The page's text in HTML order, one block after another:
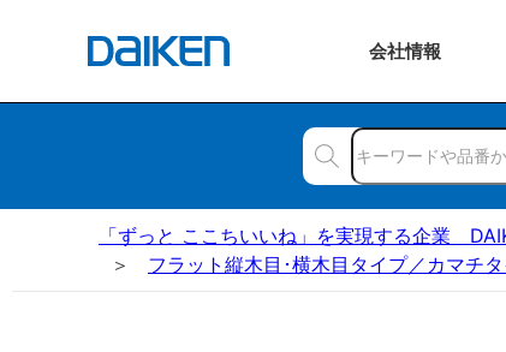
会社情報
「ずっと ここちいいね」を実現する企業
フラット縦木目･横木目タイプ／カマチ